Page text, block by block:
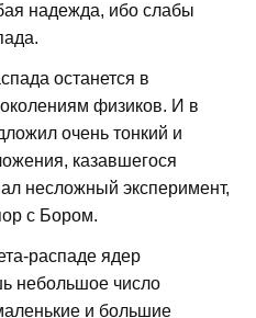
надежда, ибо слабы
останется в
физиков. И в
очень тонкий и
казавшегося
несложный эксперимент,
с Бором.
распаде ядер
небольшое число
и большие